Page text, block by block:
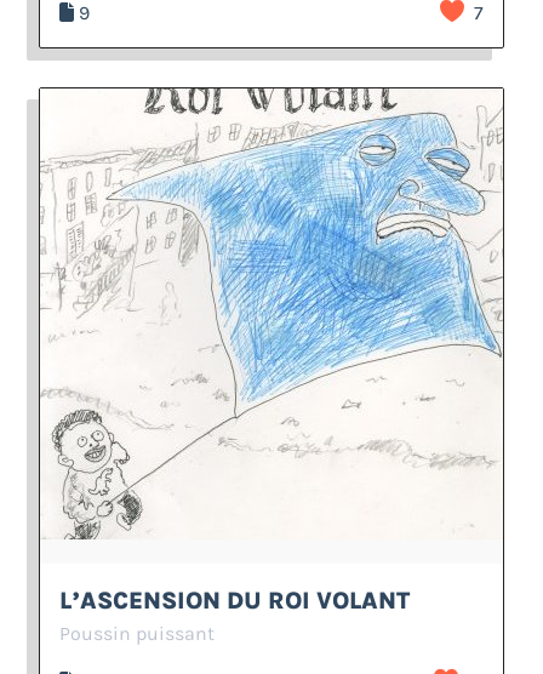
9 7
L’ASCENSION DU ROI VOLANT
Poussin puissant